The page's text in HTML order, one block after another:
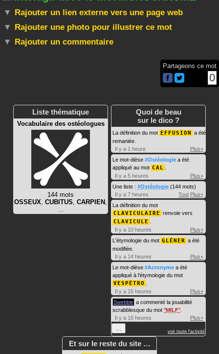
Rajouter un lien externe vers une page web
Rajouter une photo pour illustrer ce mot
Rajouter un commentaire
Partageons ce mot
0
Liste thématique
Vocabulaire des ostéologues
144 mots
OSSEUX CUBITUS CARPIEN
Quoi de beau
sur le dico ?
La définition du mot EFFUSION a été
remaniée.
Il y a 1 heure
Plus+
Le mot-dièse #Ostéologie a été
appliqué au mot CAL
Il y a 5 heures
Plus+
Une liste : #Ostéologie (144 mots)
Il y a 7 heures
Tout Plus+
La définition du mot
CLAVICULAIRE renvoie vers
CLAVICULE
Il y a 10 heures
Plus+
L'étymologie du mot GLÉNER a été
modifiée.
Il y a 14 heures
Plus+
Le mot-dièse #Acronyme a été
appliqué à l'étymologie du mot
VESPÉTRO
Il y a 15 heures
Plus+
Swebble a commenté la jouabilité
scrabblesque du mot MILF
Il y a 16 heures
Plus+
voir toute l'activité
Et sur le reste du site …